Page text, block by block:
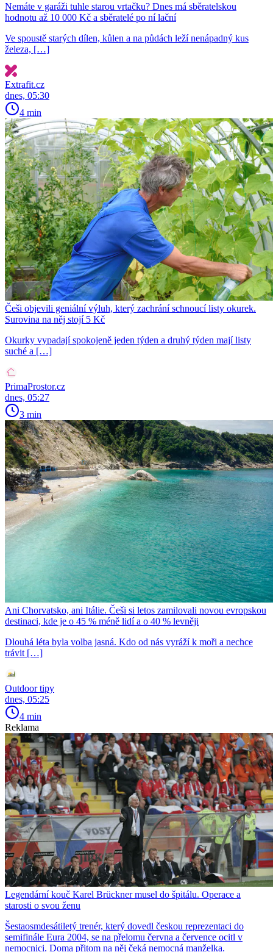
Nemáte v garáži tuhle starou vrtačku? Dnes má sběratelskou
hodnotu až 10 000 Kč a sběratelé po ní lační
Ve spoustě starých dílen, kůlen a na půdách leží nenápadný kus
železa, […]
Extrafit.cz
dnes, 05:30
4 min
Češi objevili geniální výluh, který zachrání schnoucí listy okurek.
Surovina na něj stojí 5 Kč
Okurky vypadají spokojeně jeden týden a druhý týden mají listy
suché a […]
PrimaProstor.cz
dnes, 05:27
3 min
Ani Chorvatsko, ani Itálie. Češi si letos zamilovali novou evropskou
destinaci, kde je o 45 % méně lidí a o 40 % levněji
Dlouhá léta byla volba jasná. Kdo od nás vyráží k moři a nechce
trávit […]
Outdoor tipy
dnes, 05:25
4 min
Reklama
Legendární kouč Karel Brückner musel do špitálu. Operace a
starosti o svou ženu
Šestaosmdesátiletý trenér, který dovedl českou reprezentaci do
semifinále Eura 2004, se na přelomu června a července ocitl v
nemocnici. Doma přitom na něj čeká nemocná manželka.